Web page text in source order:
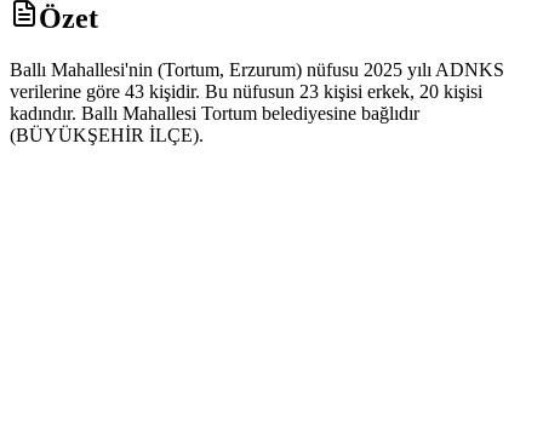
Özet
Ballı Mahallesi'nin (Tortum, Erzurum) nüfusu 2025 yılı ADNKS
verilerine göre 43 kişidir. Bu nüfusun 23 kişisi erkek, 20 kişisi
kadındır. Ballı Mahallesi Tortum belediyesine bağlıdır
(BÜYÜKŞEHİR İLÇE).